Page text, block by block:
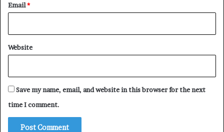
Email*
Website
Save my name, email, and website in this browser for the next
time I comment.